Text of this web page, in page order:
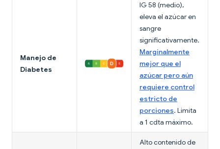
Manejo de
Diabetes
IG 58 (medio),
eleva el azúcar en
sangre
significativamente.
Marginalmente
mejor que el
azúcar pero aún
requiere control
estricto de
porciones. Limita
a 1 cdta máximo.
Alto contenido de